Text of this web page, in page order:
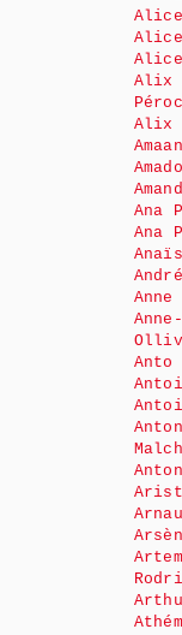
Alix
Alix
Ana
Ana
Anne
Anto